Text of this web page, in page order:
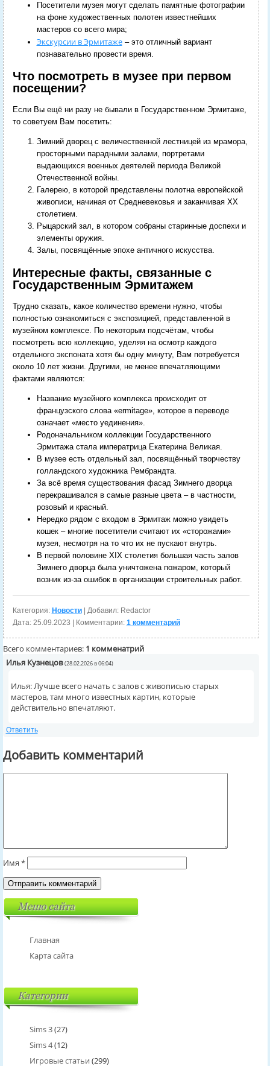
Посетители музея могут сделать памятные фотографии
на фоне художественных полотен известнейших
мастеров со всего мира;
Экскурсии в Эрмитаже– это отличный вариант
познавательно провести время.
Что посмотреть в музее при первом
посещении?
Если Вы ещё ни разу не бывали в Государственном Эрмитаже,
то советуем Вам посетить:
Зимний дворец с величественной лестницей из мрамора,
просторными парадными залами, портретами
выдающихся военных деятелей периода Великой
Отечественной войны.
Галерею, в которой представлены полотна европейской
живописи, начиная от Средневековья и заканчивая XX
столетием.
Рыцарский зал, в котором собраны старинные доспехи и
элементы оружия.
Залы, посвящённые эпохе античного искусства.
Интересные факты, связанные с
Государственным Эрмитажем
Трудно сказать, какое количество времени нужно, чтобы
полностью ознакомиться с экспозицией, представленной в
музейном комплексе. По некоторым подсчётам, чтобы
посмотреть всю коллекцию, уделяя на осмотр каждого
отдельного экспоната хотя бы одну минуту, Вам потребуется
около 10 лет жизни. Другими, не менее впечатляющими
фактами являются:
Название музейного комплекса происходит от
французского слова «ermitage», которое в переводе
означает «место уединения».
Родоначальником коллекции Государственного
Эрмитажа стала императрица Екатерина Великая.
В музее есть отдельный зал, посвящённый творчеству
голландского художника Рембрандта.
За всё время существования фасад Зимнего дворца
перекрашивался в самые разные цвета – в частности,
розовый и красный.
Нередко рядом с входом в Эрмитаж можно увидеть
кошек – многие посетители считают их «сторожами»
музея, несмотря на то что их не пускают внутрь.
В первой половине XIX столетия большая часть залов
Зимнего дворца была уничтожена пожаром, который
возник из-за ошибок в организации строительных работ.
Категория: Новости| Добавил: Redactor
Дата: 25.09.2023 | Комментарии: 1 комментарий
Всего комментариев: 1 комменатрий
Илья Кузнецов (28.02.2026 в 06:04)
Илья: Лучше всего начать с залов с живописью старых
мастеров, там много известных картин, которые
действительно впечатляют.
Ответить
Добавить комментарий
Имя *
Меню сайта
Главная
Карта сайта
Категории
Sims 3(27)
Sims 4(12)
Игровые статьи (299)